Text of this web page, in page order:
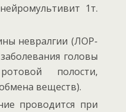
1т.
невралгии (ЛОР-
головы
полости,
веществ).
проводится при